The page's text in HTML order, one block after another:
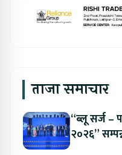
ताजा समाचार
“ब्लू सर्ज –
२०२६”